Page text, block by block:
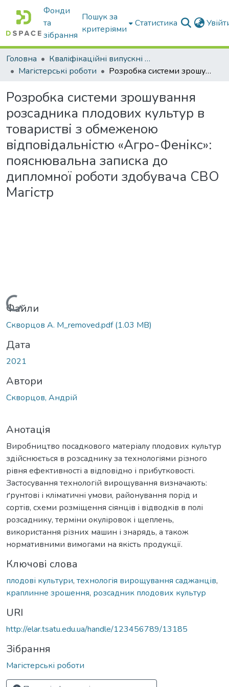
Фонди
та
зібрання
Пошук за
критеріями
Статистика
Головна
Кваліфікаційні випускні роботи бакалаврів і магістрів
Магістерські роботи
Розробка системи зрошування розсадника плодових культур в товаристві з обмеженою відповідальністю «Агро-Фенікс»: пояснювальна записка до дипломної роботи здобувача СВО Магістр
Розробка системи зрошування
розсадника плодових культур в
товаристві з обмеженою
відповідальністю «Агро-Фенікс»:
пояснювальна записка до
дипломної роботи здобувача СВО
Магістр
Вантажиться...
Файли
Скворцов А. М_removed.pdf(1.03 MB)
Дата
2021
Автори
Скворцов, Андрій
Анотація
Виробництво посадкового матеріалу плодових культур
здійснюється в розсаднику за технологіями різного
рівня ефективності а відповідно і прибутковості.
Застосування технологій вирощування визначають:
ґрунтові і кліматичні умови, районування порід и
сортів, схеми розміщення сіянців і відводків в полі
розсаднику, терміни окуліровок і щеплень,
використання різних машин і знарядь, а також
нормативними вимогами на якість продукції.
Ключові слова
плодові культури, технологія вирощування саджанців,
краплинне зрошення, розсадник плодових культур
URI
http://elar.tsatu.edu.ua/handle/123456789/13185
Зібрання
Магістерські роботи